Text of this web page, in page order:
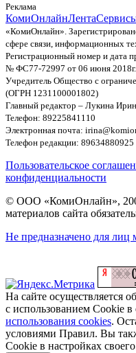
Реклама
КомиОнлайнЛента
«КомиОнлайн».
сфере связи, информационных
Регистрационный номер и дата
№ ФС77-72997 от 06 июня 2018г.
Учредитель Общество с
(ОГРН 1231100001802)
Главный редактор – Лукина
Телефон: 89225841110
Электронная почта:
Телефон редакции: 89634880925
Пользовательское
конфиденциальности
© ООО «КомиОнлайн»,
материалов сайта
Не предназначено для лиц
На сайте осуществляется
с использованием Cookie в
использования cookies.
условиями Правил. Вы
Cookie в настройках своего